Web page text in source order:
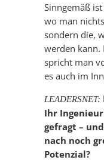
Sinngemäß
wo man
sondern die,
werden kann.
spricht man
es auch im
LEADERSNET:
Ihr
gefragt –
nach noch
Potenzial?